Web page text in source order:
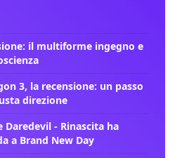
il multiforme ingegno e
3, la recensione: un passo
direzione
Daredevil - Rinascita ha
a Brand New Day